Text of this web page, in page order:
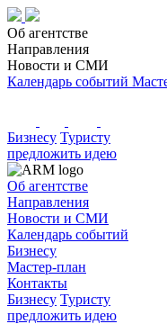
Об агентстве
Направления
Новости и СМИ
Календарь событий
Бизнесу Туристу
предложить идею
Об агентстве
Направления
Новости и СМИ
Календарь событий
Бизнесу
Мастер-план
Контакты
Бизнесу Туристу
предложить идею